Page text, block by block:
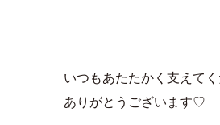
いつもあたたかく支えて
ありがとうございます♡